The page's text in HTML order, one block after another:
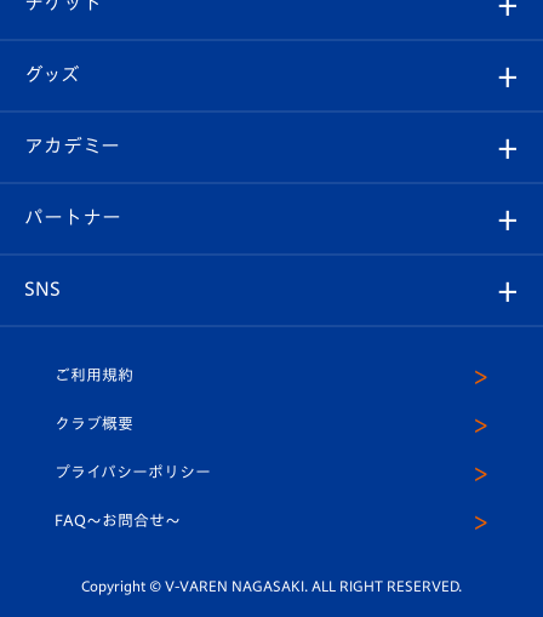
チケット
イベント
メディア
ホームタウン
エンブレム紹介
スタッフプロフィール
マスコット紹介
平和祈念活動
ホームタウン活動
はじめての観戦ガイド
Revive Team
ヴィヴィくんの長崎おもてなしガイド
フォトギャラリー
スタジアムグルメ
チケット
V-LOVERS（ファンクラブ）
プレイヤーズスイート
グッズ
オンラインショップ
店舗情報
アカデミー
育成からのお知らせ
U-18
スクール
パートナー
SNS
ヴィヴィくんインスタグラム
公式LINE＠
ご利用規約
クラブ概要
プライバシーポリシー
FAQ〜お問合せ〜
Copyright © V-VAREN NAGASAKI. ALL RIGHT RESERVED.